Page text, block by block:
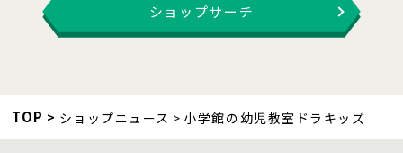
ショップサーチ
TOP ショップニュース 小学館の幼児教室ドラキッズ